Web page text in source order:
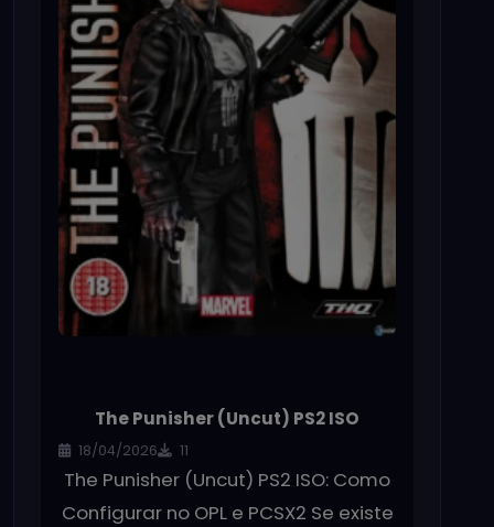
The Punisher (Uncut) PS2 ISO
18/04/2026 11
The Punisher (Uncut) PS2 ISO: Como
Configurar no OPL e PCSX2 Se existe